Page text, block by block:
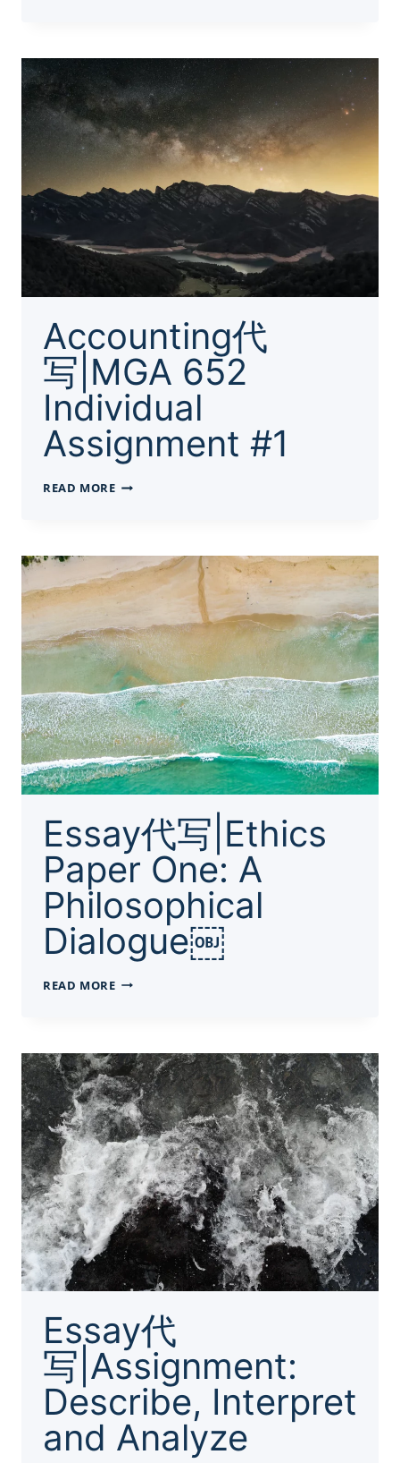
SHORT
ASSIGNMENT
#2
Accounting代
写|MGA 652
Individual
Assignment #1
READ MOREACCOUNTING
INDIVIDUAL
ASSIGNMENT
#1
Essay代写|Ethics
Paper One: A
Philosophical
Dialogue￼
READ MOREESSAY
ONE:
A
PHILOSOPHICAL
DIALOGUE
￼
Essay代
写|Assignment:
Describe, Interpret
and Analyze